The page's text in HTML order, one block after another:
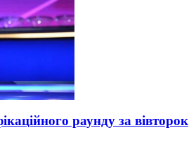
раунду за вівторок